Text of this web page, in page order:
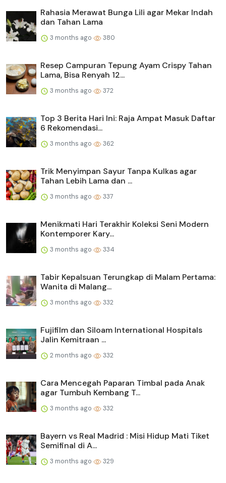
Rahasia Merawat Bunga Lili agar Mekar Indah
dan Tahan Lama
3 months ago 380
Resep Campuran Tepung Ayam Crispy Tahan
Lama, Bisa Renyah 12...
3 months ago 372
Top 3 Berita Hari Ini: Raja Ampat Masuk Daftar
6 Rekomendasi...
3 months ago 362
Trik Menyimpan Sayur Tanpa Kulkas agar
Tahan Lebih Lama dan ...
3 months ago 337
Menikmati Hari Terakhir Koleksi Seni Modern
Kontemporer Kary...
3 months ago 334
Tabir Kepalsuan Terungkap di Malam Pertama:
Wanita di Malang...
3 months ago 332
Fujifilm dan Siloam International Hospitals
Jalin Kemitraan ...
2 months ago 332
Cara Mencegah Paparan Timbal pada Anak
agar Tumbuh Kembang T...
3 months ago 332
Bayern vs Real Madrid : Misi Hidup Mati Tiket
Semifinal di A...
3 months ago 329